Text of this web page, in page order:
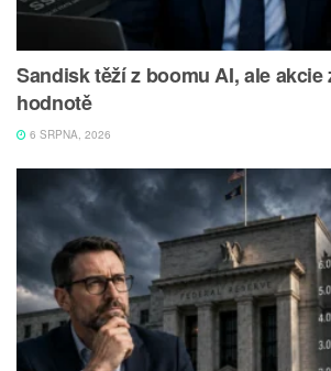
Sandisk těží z boomu AI, ale akcie
hodnotě
6 SRPNA, 2026